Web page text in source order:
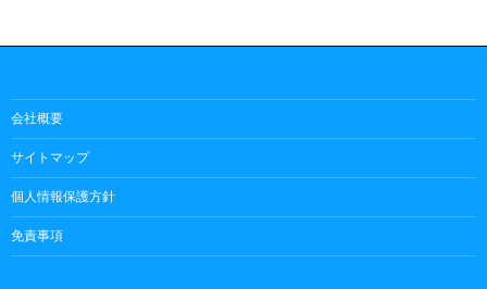
会社概要
サイトマップ
個人情報保護方針
免責事項